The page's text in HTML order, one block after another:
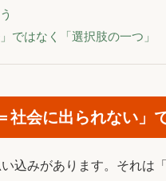
ではなく「選択肢の一つ」
社会に出られない」
込みがあります。それは